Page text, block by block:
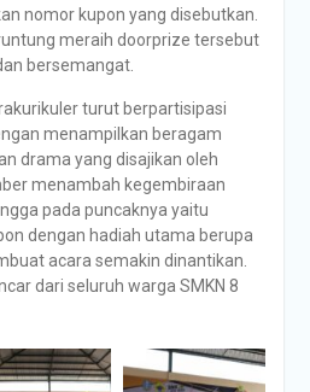
nomor kupon yang disebutkan.
meraih doorprize tersebut
bersemangat.
turut berpartisipasi
menampilkan beragam
drama yang disajikan oleh
menambah kegembiraan
pada puncaknya yaitu
dengan hadiah utama berupa
acara semakin dinantikan.
dari seluruh warga SMKN 8